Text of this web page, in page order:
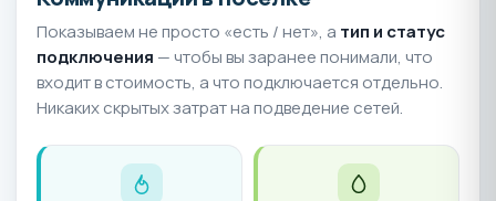
Показываем не просто «есть / нет», а тип и статус
подключения — чтобы вы заранее понимали, что
входит в стоимость, а что подключается отдельно.
Никаких скрытых затрат на подведение сетей.